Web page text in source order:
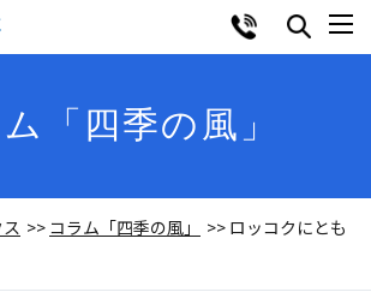
「四季の風」
コラム「四季の風」
ロッコクにとも